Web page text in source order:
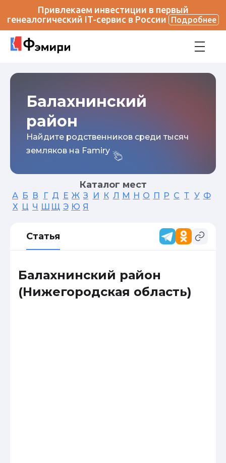
Привлекаем инвестиции в первый
генеалогический IT-сервис в России
Подробнее
Балахнинский
район
Найдите родственников среди тысяч
земляков на Famiry
Каталог мест
А Б В Г Д Е Ж З И К Л М Н О П Р С Т У Ф
Х Ц Ч Ш Щ Э Ю Я
Статья
Балахнинский район
(Нижегородская область)